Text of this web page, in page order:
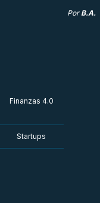
Por B.A.
Finanzas 4.0
Startups